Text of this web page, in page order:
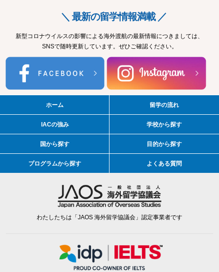
＼ 最新の留学情報満載 ／
新型コロナウイルスの影響による海外渡航の最新情報につきましては、
SNSで随時更新しています。ぜひご確認ください。
ホーム 留学の流れ
IACの強み 学校から探す
国から探す 目的から探す
プログラムから探す よくある質問
わたしたちは「JAOS 海外留学協議会」認定事業者です